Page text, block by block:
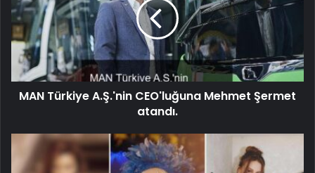
MAN Türkiye A.Ş.'nin CEO'luğuna Mehmet Şermet
atandı.